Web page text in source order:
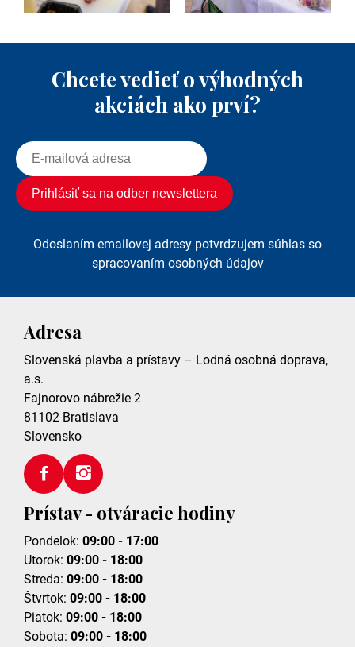
Chcete vedieť o výhodných
akciách ako prví?
Odoslaním emailovej adresy potvrdzujem súhlas so
spracovaním osobných údajov
Adresa
Slovenská plavba a prístavy – Lodná osobná doprava,
a.s.
Fajnorovo nábrežie 2
81102 Bratislava
Slovensko
Prístav - otváracie hodiny
Pondelok: 09:00 - 17:00
Utorok: 09:00 - 18:00
Streda: 09:00 - 18:00
Štvrtok: 09:00 - 18:00
Piatok: 09:00 - 18:00
Sobota: 09:00 - 18:00